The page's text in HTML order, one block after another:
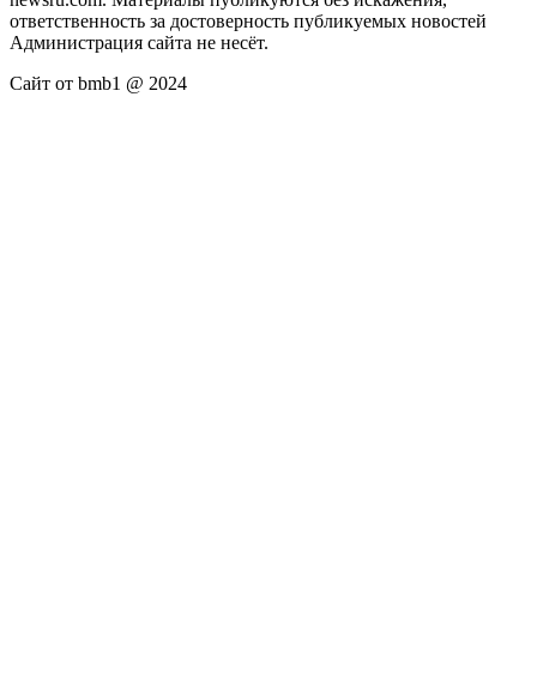
ответственность за достоверность публикуемых новостей
Администрация сайта не несёт.
Сайт от bmb1 @ 2024